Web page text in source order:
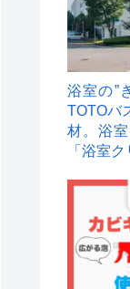
浴室の”
TOTOバ
材。浴
「浴室